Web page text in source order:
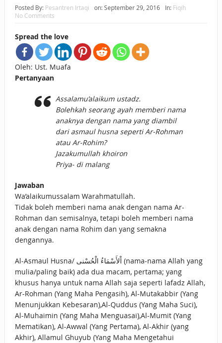
Posted By: Pesantren Irtaqi on:September 29, 2016 In: Fiqih
No Comments
Spread the love
Oleh: Ust. Muafa
Pertanyaan
Assalamu’alaikum ustadz.
Bolehkah seorang ayah memberi nama
anaknya dengan nama yang diambil
dari asmaul husna seperti Ar-Rohman
atau Ar-Rohim?
Jazakumullah khoiron
Priya- di malang
Jawaban
Wa’alaikumussalam Warahmatullah.
Tidak boleh memberi nama anak dengan nama Ar-
Rohman dan semisalnya, tetapi boleh memberi nama
anak dengan nama Rohim dan yang semakna
dengannya.
Al-Asmaul Husna/ اْلأَسْمَاءُ الْحُسْنى (nama-nama Allah yang
mulia/paling baik) ada dua macam, pertama; yang
khusus hanya untuk nama Allah saja seperti lafadz Allah,
Ar-Rohman (Yang Maha Pengasih), Al-Mutakabbir (Yang
Menunjukkan Kebesaran),Al-Quddus (Yang Maha Suci),
Al-Muhaimin (Yang Maha Menguasai),Al-Mumit (Yang
Mematikan), Al-Awwal (Yang Pertama), Al-Akhir (yang
Akhir), Allamul Ghuyub (Yang Maha Mengetahui